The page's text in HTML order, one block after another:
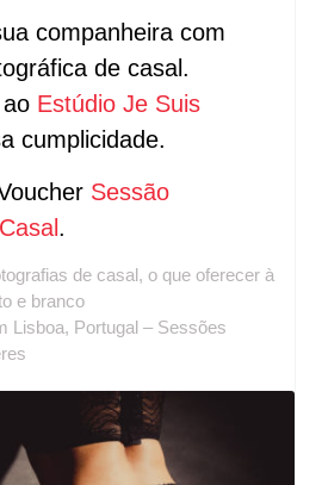
companheira com
de casal.
Estúdio Je Suis
cumplicidade.
Sessão
.
de casal,o que oferecer à
e branco
Lisboa, Portugal – Sessões